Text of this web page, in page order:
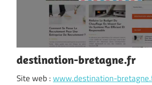
destination-bretagne.fr
Site web :www.destination-